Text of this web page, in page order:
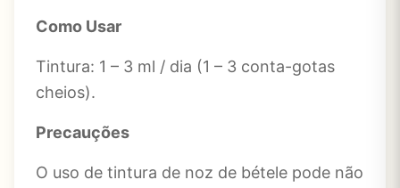
Como Usar
Tintura: 1 – 3 ml / dia (1 – 3 conta-gotas
cheios).
Precauções
O uso de tintura de noz de bétele pode não